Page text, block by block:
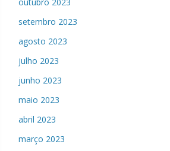
setembro 2023
agosto 2023
julho 2023
junho 2023
maio 2023
abril 2023
março 2023